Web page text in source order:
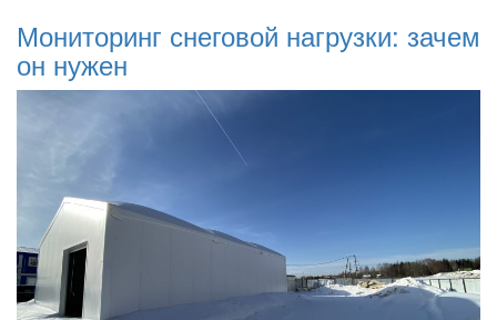
Мониторинг снеговой нагрузки: зачем
он нужен